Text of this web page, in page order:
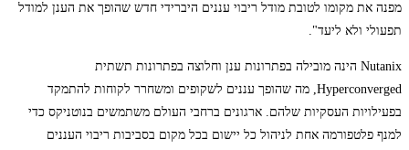
מפנה את מקומו לטובת מודל ריבוי עננים היברידי חדש שהופך את הענן למודל
תפעולי ולא ליעד".
Nutanix הינה מובילה בפתרונות ענן וחלוצה בפתרונות תשתית
Hyperconverged, מה שהופך עננים לשקופים ומשחרר לקוחות להתמקד
בפעילויות העסקיות שלהם. ארגונים ברחבי העולם משתמשים בנוטניקס כדי
למנף פלטפורמה אחת לניהול כל יישום בכל מקום בסביבות ריבוי העננים